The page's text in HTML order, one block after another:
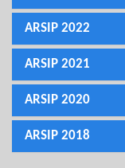
ARSIP 2022
ARSIP 2021
ARSIP 2020
ARSIP 2018